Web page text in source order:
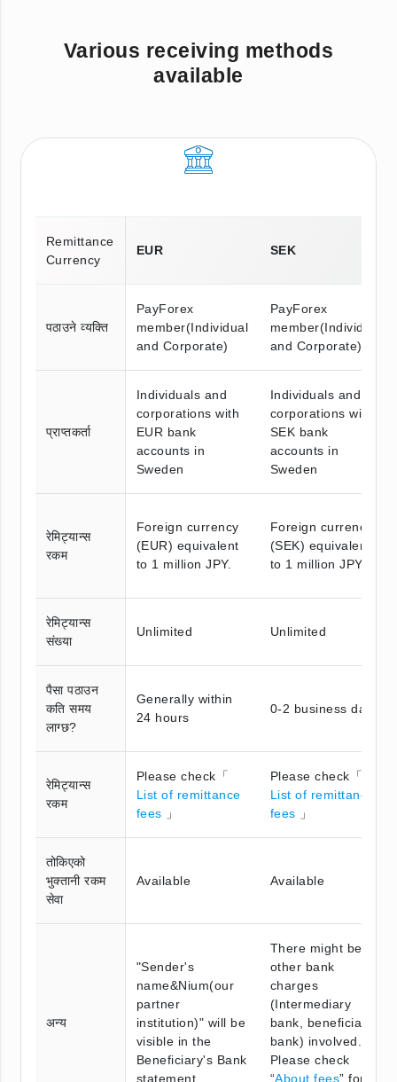
Various receiving methods
available
Remittance
Currency
EUR SEK
पठाउने व्यक्ति
PayForex
member(Individual
and Corporate)
PayForex
member(Individual
and Corporate)
प्राप्तकर्ता
Individuals and
corporations with
EUR bank
accounts in
Sweden
Individuals and
corporations with
SEK bank
accounts in
Sweden
रेमिट्यान्स
रकम
Foreign currency
(EUR) equivalent
to 1 million JPY.
Foreign currency
(SEK) equivalent
to 1 million JPY.
रेमिट्यान्स
संख्या
Unlimited Unlimited
पैसा पठाउन
कति समय
लाग्छ?
Generally within
24 hours
0-2 business days
रेमिट्यान्स
रकम
Please check「
List of remittance
fees
」
Please check「
List of remittance
fees
」
तोकिएको
भुक्तानी रकम
सेवा
Available Available
अन्य
"Sender's
name&Nium(our
partner
institution)" will be
visible in the
Beneficiary's Bank
statement.
There might be
other bank
charges
(Intermediary
bank, beneficiary
bank) involved.
Please check
“About fees” for